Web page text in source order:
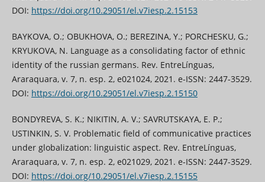
DOI: https://doi.org/10.29051/el.v7iesp.2.15153
BAYKOVA, O.; OBUKHOVA, O.; BEREZINA, Y.; PORCHESKU, G.;
KRYUKOVA, N. Language as a consolidating factor of ethnic
identity of the russian germans. Rev. EntreLínguas,
Araraquara, v. 7, n. esp. 2, e021024, 2021. e-ISSN: 2447-3529.
DOI: https://doi.org/10.29051/el.v7iesp.2.15150
BONDYREVA, S. K.; NIKITIN, A. V.; SAVRUTSKAYA, E. P.;
USTINKIN, S. V. Problematic field of communicative practices
under globalization: linguistic aspect. Rev. EntreLínguas,
Araraquara, v. 7, n. esp. 2, e021029, 2021. e-ISSN: 2447-3529.
DOI: https://doi.org/10.29051/el.v7iesp.2.15155